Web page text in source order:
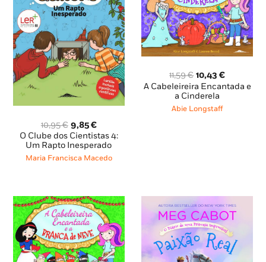
10,95€ O
preço
original
era:
9,85€O
preço
atual
é:
O Clube dos Cientistas 4:
Um Rapto Inesperado
Maria Francisca Macedo
11,59€ O
preço
original
era:
10,43€O
preço
A Cabeleireira Encantada e
a Cinderela
Abie Longstaff